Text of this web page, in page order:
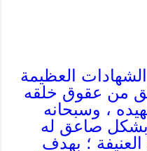
العظيمة
من عقوق خلقه
، وسبحانه
صاعق له
؛ بهدف